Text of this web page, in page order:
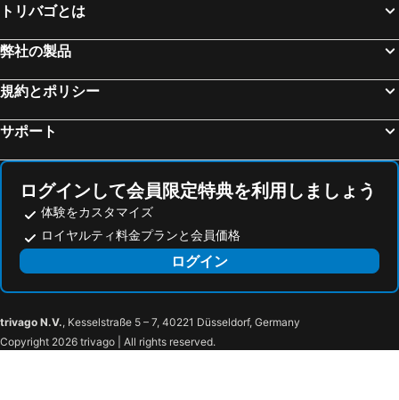
トリバゴとは
弊社の製品
規約とポリシー
サポート
ログインして会員限定特典を利用しましょう
体験をカスタマイズ
ロイヤルティ料金プランと会員価格
ログイン
trivago N.V., Kesselstraße 5 – 7, 40221 Düsseldorf, Germany
Copyright 2026 trivago | All rights reserved.